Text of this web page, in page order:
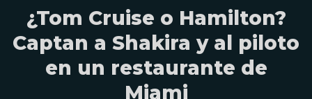
¿Tom Cruise o Hamilton?
Captan a Shakira y al piloto
en un restaurante de
Miami